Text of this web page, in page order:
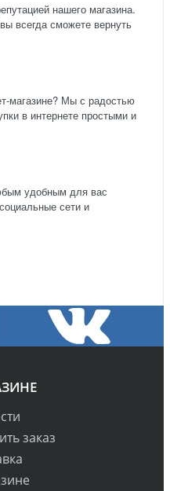
нашего магазина.
всегда сможете вернуть
магазине? Мы с радостью
в интернете простыми и
удобным для вас
сети и
заказ